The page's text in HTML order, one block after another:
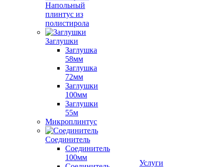
Напольный
плинтус из
полистирола
Заглушки
Заглушка
58мм
Заглушка
72мм
Заглушки
100мм
Заглушки
55м
Микроплинтус
Соединитель
Соединитель
100мм
Услуги